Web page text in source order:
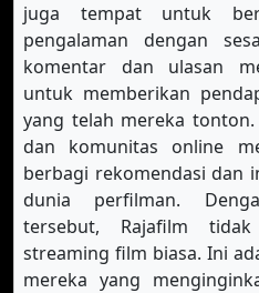
juga tempat untuk
pengalaman dengan
komentar dan ulasan
untuk memberikan
yang telah mereka
dan komunitas online
berbagi rekomendasi dan
dunia perfilman.
tersebut, Rajafilm
streaming film biasa. Ini
mereka yang